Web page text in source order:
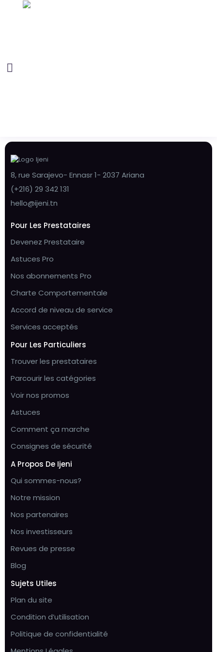
8, rue Sarajevo- Ennasr 1- 2037 Ariana
(+216) 29 342 131
hello@ijeni.tn
Pour Les Prestataires
Devenez Prestataire
Astuces Pro
Nos abonnements Pro
Charte Comportementale
Accord de niveau de service
Services acceptés
Pour Les Particuliers
Trouver les prestataires
Parcourir les catégories
Voir nos promos
Astuces
Comment ça marche
Consignes de sécurité
A Propos De Ijeni
Qui sommes-nous?
Notre mission
Nos partenaires
Nos investisseurs
Revues de presse
Blog
Sujets Utiles
Plan du site
Condition d’utilisation
Politique de confidentialité